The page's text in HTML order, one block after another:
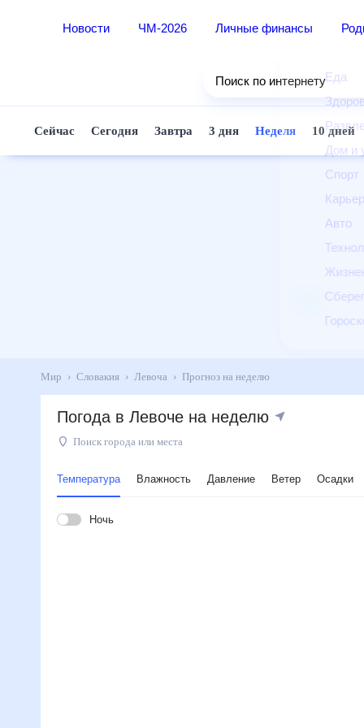
Новости ЧМ-2026 Личные финансы
Еда
Дом
Спорт
Авто
Поиск по интернету
Сейчас Сегодня Завтра 3 дня Неделя 10
Мир Словакия Левоча Прогноз на неделю
Погода в Левоче на неделю
Поиск города или места
Температура Влажность Давление Ветер Осадки
Ночь